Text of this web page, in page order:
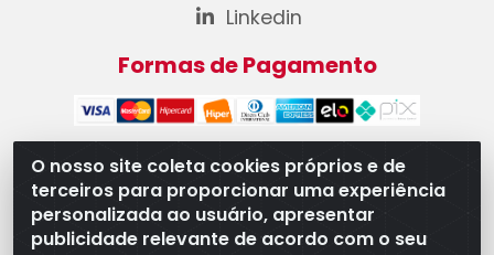
O nosso site coleta cookies próprios e de
terceiros para proporcionar uma experiência
personalizada ao usuário, apresentar
publicidade relevante de acordo com o seu
Linkedin
Formas de Pagamento
WB Componentes Automotivos LTDA - CNPJ
08.528.393/0001-12 - Rua do Níquel, 667 - Parque
Oeste Industrial, Goiânia/GO - CEP 74375-660